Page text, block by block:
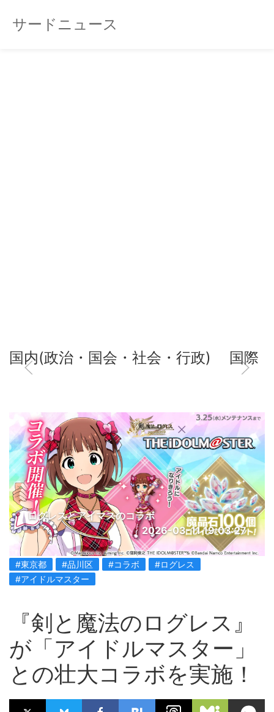
サードニュース
国内(政治・国会・社会・行政) 国際
ログレスとアイマスのコラボ
2026-03-11 19:03:27
#東京都 #品川区 #コラボ
#ログレス
#アイドルマスター
『剣と魔法のログレス』
が「アイドルマスター」
との壮大コラボを実施！